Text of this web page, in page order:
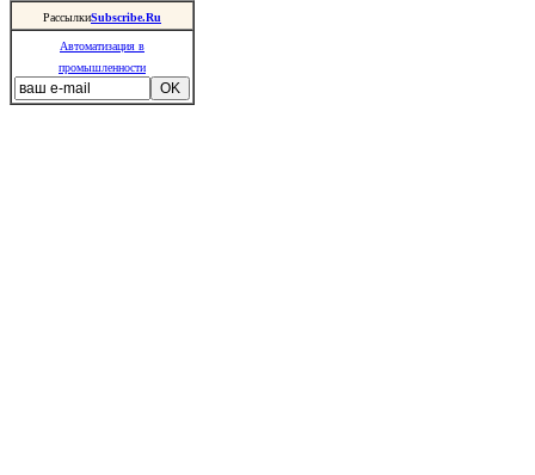
РассылкиSubscribe.Ru
Автоматизация в
промышленности